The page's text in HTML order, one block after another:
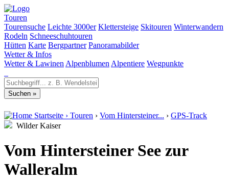
Touren
Tourensuche Leichte 3000er Klettersteige Skitouren Winterwandern
Rodeln Schneeschuhtouren
Hütten Karte Bergpartner Panoramabilder
Wetter & Infos
Wetter & Lawinen Alpenblumen Alpentiere Wegpunkte
Startseite › Touren › Vom Hintersteiner... › GPS-Track
Wilder Kaiser
Vom Hintersteiner See zur
Walleralm